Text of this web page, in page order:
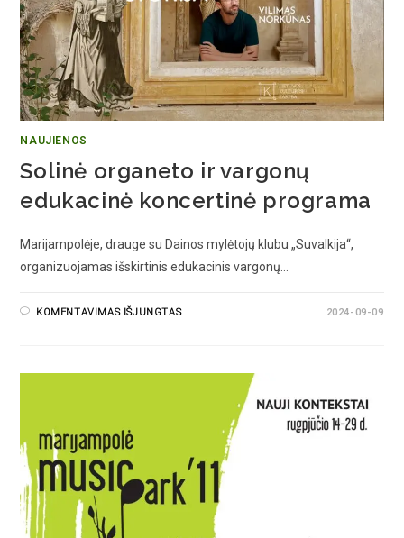
NAUJIENOS
Solinė organeto ir vargonų
edukacinė koncertinė programa
Marijampolėje, drauge su Dainos mylėtojų klubu „Suvalkija“,
organizuojamas išskirtinis edukacinis vargonų…
KOMENTAVIMAS IŠJUNGTAS 2024-09-09